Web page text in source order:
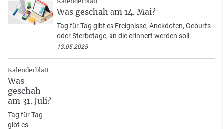
Was geschah am 14. Mai?
Tag für Tag gibt es Ereignisse, Anekdoten, Geburts-
oder Sterbetage, an die erinnert werden soll.
13.05.2025
Kalenderblatt
Was
geschah
am 31. Juli?
Tag für Tag
gibt es